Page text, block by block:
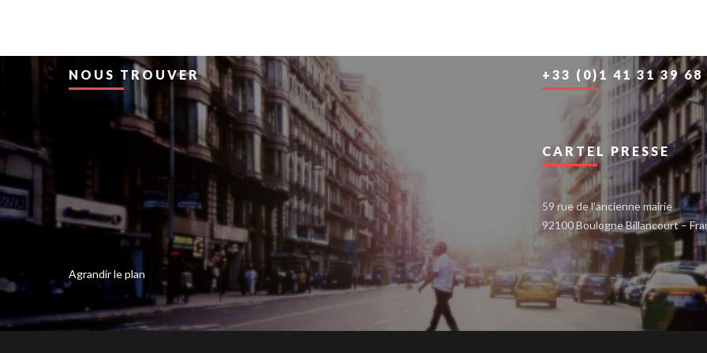
NOUS TROUVER
Agrandir le plan
+33 (0)1 41 31 39 68
CARTEL PRESSE
59 rue de l’ancienne mairie
92100 Boulogne Billancourt –